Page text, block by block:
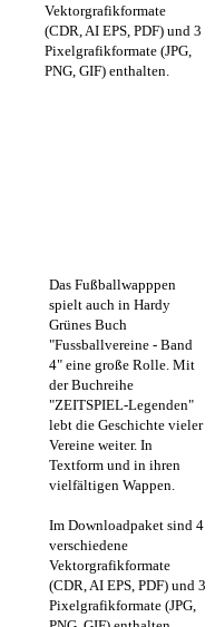
Vektorgrafikformate
(CDR, AI EPS, PDF) und 3
Pixelgrafikformate (JPG,
PNG, GIF) enthalten.
Das Fußballwapppen
spielt auch in Hardy
Grünes Buch
"Fussballvereine - Band
4" eine große Rolle. Mit
der Buchreihe
"ZEITSPIEL-Legenden"
lebt die Geschichte vieler
Vereine weiter. In
Textform und in ihren
vielfältigen Wappen.
Im Downloadpaket sind 4
verschiedene
Vektorgrafikformate
(CDR, AI EPS, PDF) und 3
Pixelgrafikformate (JPG,